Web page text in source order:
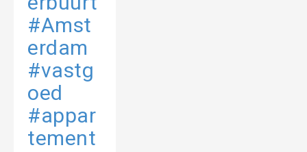
#Amst
erdam
#vastg
oed
#appar
tement